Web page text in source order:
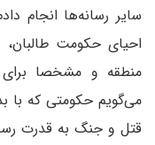
سایر رسانه‌ها انجام
احیای حکومت
منطقه و مشخصا
می‌گویم حکومتی که با
قتل و جنگ به قدرت